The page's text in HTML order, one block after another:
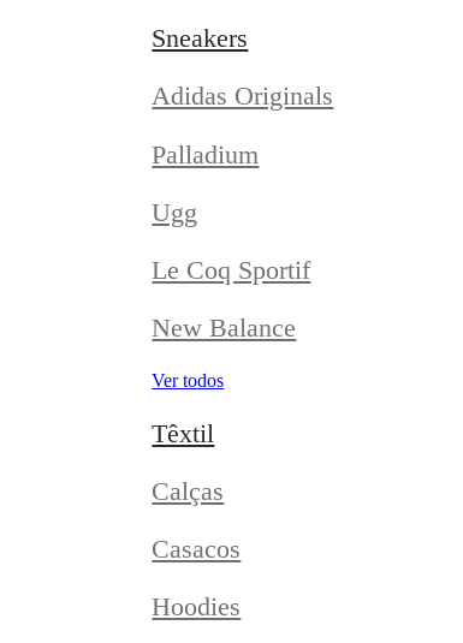
Sneakers
Adidas Originals
Palladium
Ugg
Le Coq Sportif
New Balance
Ver todos
Têxtil
Calças
Casacos
Hoodies